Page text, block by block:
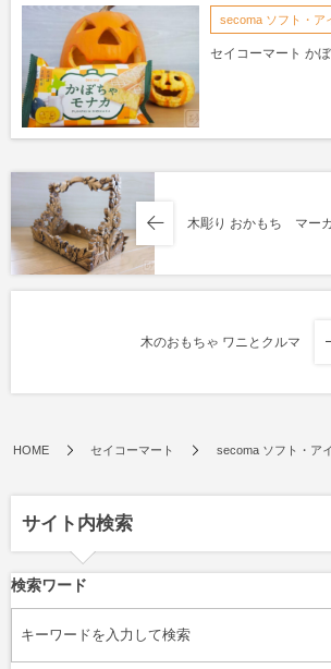
secoma ソフト・ア
セイコーマート か
木彫り おかもち マー
木のおもちゃ ワニとクルマ
HOME セイコーマート secoma ソフト・ア
サイト内検索
検索ワード